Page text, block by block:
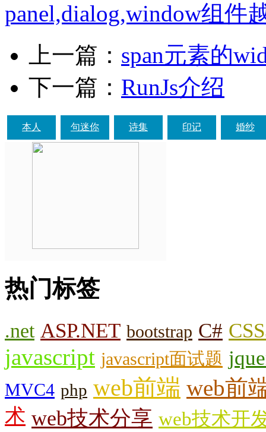
panel,dialog,window组件
上一篇： span元素的
下一篇： RunJs介绍
本人 句迷你 诗集 印记 婚纱
热门标签
.net ASP.NET bootstrap C#
javascript javascript面试题
MVC4 php web前端 web前
术 web技术分享 web技术开